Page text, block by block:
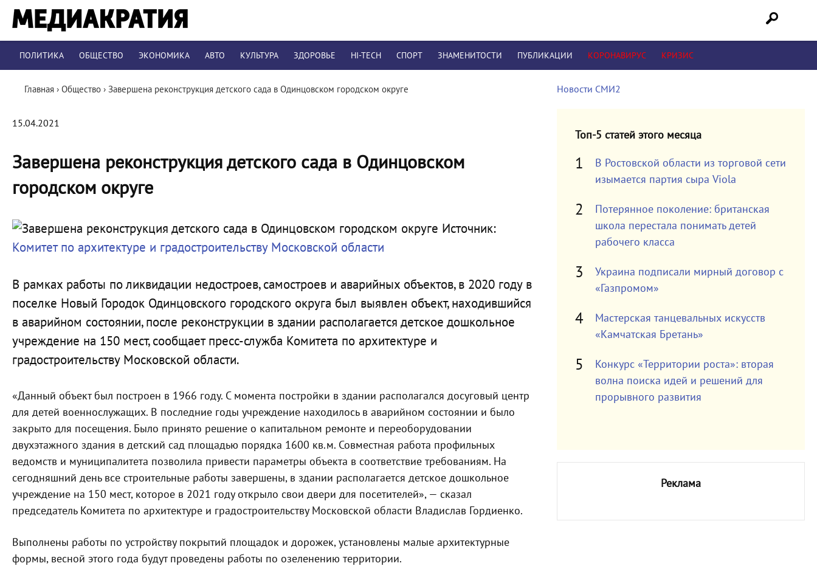
ПОЛИТИКА ОБЩЕСТВО ЭКОНОМИКА АВТО КУЛЬТУРА ЗДОРОВЬЕ HI-TECH СПОРТ ЗНАМЕНИТОСТИ ПУБЛИКАЦИИ КОРОНАВИРУС КРИЗИС
Главная › Общество › Завершена реконструкция детского сада в Одинцовском городском округе
15.04.2021
Завершена реконструкция детского сада в Одинцовском
городском округе
Источник:
Комитет по архитектуре и градостроительству Московской области
В рамках работы по ликвидации недостроев, самостроев и аварийных объектов, в 2020 году в
поселке Новый Городок Одинцовского городского округа был выявлен объект, находившийся
в аварийном состоянии, после реконструкции в здании располагается детское дошкольное
учреждение на 150 мест, сообщает пресс-служба Комитета по архитектуре и
градостроительству Московской области.
«Данный объект был построен в 1966 году. С момента постройки в здании располагался досуговый центр
для детей военнослужащих. В последние годы учреждение находилось в аварийном состоянии и было
закрыто для посещения. Было принято решение о капитальном ремонте и переоборудовании
двухэтажного здания в детский сад площадью порядка 1600 кв.м. Совместная работа профильных
ведомств и муниципалитета позволила привести параметры объекта в соответствие требованиям. На
сегодняшний день все строительные работы завершены, в здании располагается детское дошкольное
учреждение на 150 мест, которое в 2021 году открыло свои двери для посетителей», — сказал
председатель Комитета по архитектуре и градостроительству Московской области Владислав Гордиенко.
Выполнены работы по устройству покрытий площадок и дорожек, установлены малые архитектурные
формы, весной этого года будут проведены работы по озеленению территории.
Новости СМИ2
Топ-5 статей этого месяца
В Ростовской области из торговой сети
изымается партия сыра Viola
Потерянное поколение: британская
школа перестала понимать детей
рабочего класса
Украина подписали мирный договор с
«Газпромом»
Мастерская танцевальных искусств
«Камчатская Бретань»
Конкурс «Территории роста»: вторая
волна поиска идей и решений для
прорывного развития
Реклама